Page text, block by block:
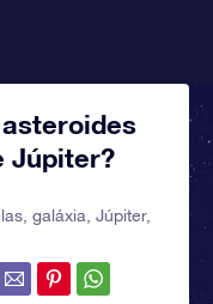
Júpiter?
galáxia Júpiter,